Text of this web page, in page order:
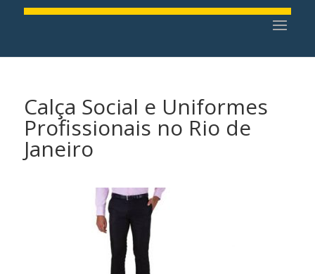
Calça Social e Uniformes
Profissionais no Rio de
Janeiro